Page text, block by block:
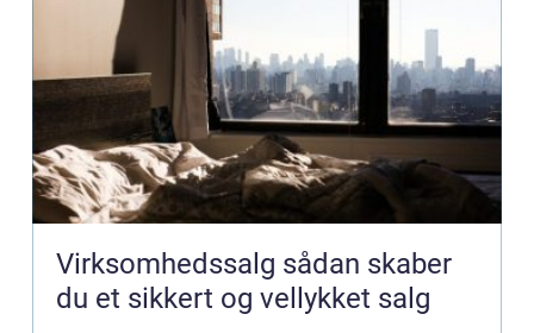
Virksomhedssalg sådan skaber
du et sikkert og vellykket salg